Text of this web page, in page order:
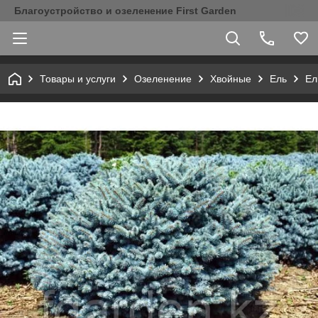
Благоустройство и озеленение First Garden
Товары и услуги Озеленение Хвойные Ель